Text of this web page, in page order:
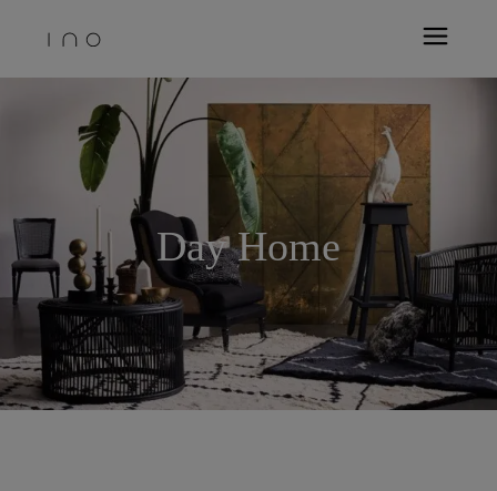
Day Home